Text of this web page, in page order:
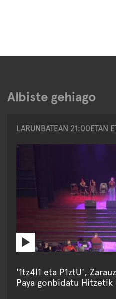
Albiste gehiago
LARUNBATEAN 21:00ETAN
'1tz4l1 eta P1ztU',
Paya gonbidatu Hitzetik